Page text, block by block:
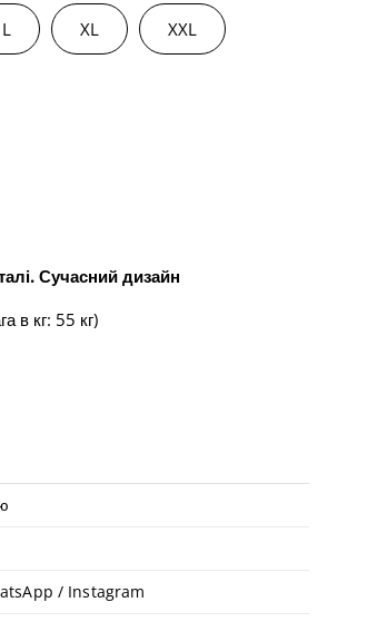
L XL XXL
Сучасний дизайн
в кг: 55 кг)
/ Instagram